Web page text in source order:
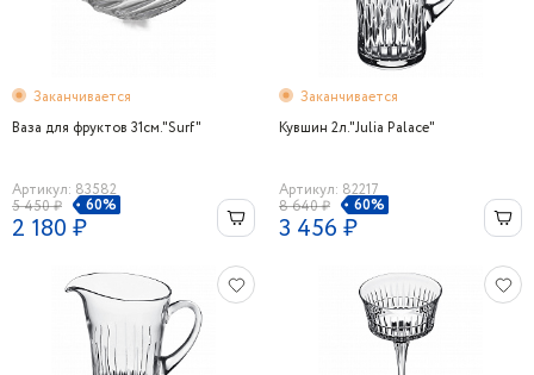
Заканчивается
Ваза для фруктов 31см."Surf"
Артикул: 83582
5 450 ₽
60%
2 180 ₽
Заканчивается
Кувшин 2л."Julia Palace"
Артикул: 82217
8 640 ₽
60%
3 456 ₽